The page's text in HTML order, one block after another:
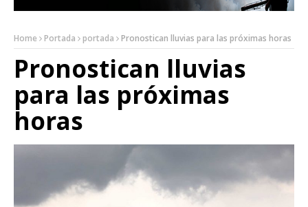
Home Portada portada Pronostican lluvias para las próximas horas
Pronostican lluvias
para las próximas
horas